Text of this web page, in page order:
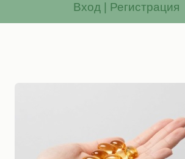
Вход Регистрация